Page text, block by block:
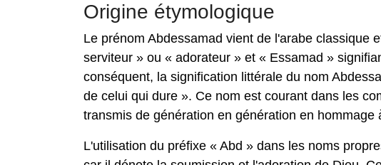
Origine étymologique
Le prénom Abdessamad vient de l'arabe classique
serviteur » ou « adorateur » et « Essamad »
conséquent, la signification littérale du nom
de celui qui dure ». Ce nom est courant dans les
transmis de génération en génération en hommage
L'utilisation du préfixe « Abd » dans les noms